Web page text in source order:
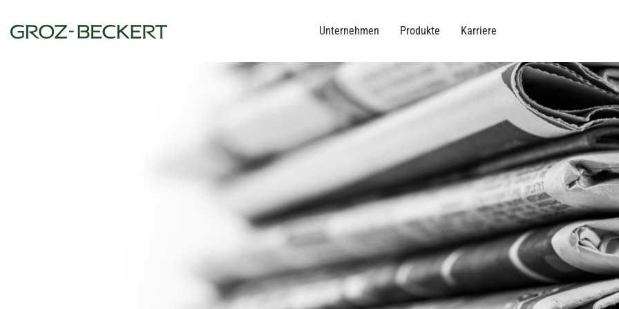
Unternehmen Produkte Karriere